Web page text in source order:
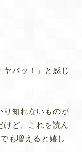
バッ！」と感じ
り知れないものが
けど、これを読ん
も増えると嬉し